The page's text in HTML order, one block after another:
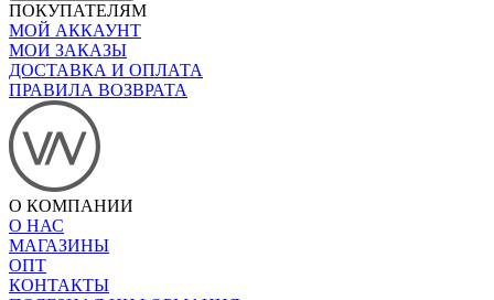
ПОКУПАТЕЛЯМ
МОЙ АККАУНТ
МОИ ЗАКАЗЫ
ДОСТАВКА И ОПЛАТА
ПРАВИЛА ВОЗВРАТА
О КОМПАНИИ
О НАС
МАГАЗИНЫ
ОПТ
КОНТАКТЫ